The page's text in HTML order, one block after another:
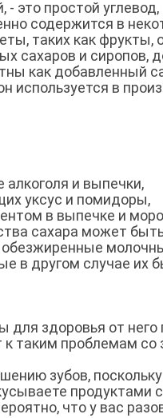
- это простой
содержится в
таких как фрукты,
сахаров и сиропов,
как добавленный
используется в
алкоголя и выпечки,
уксус и помидоры,
в выпечке и
сахара может
обезжиренные
в другом случае их
для здоровья от него
таким проблемам со
зубов,
что у вас